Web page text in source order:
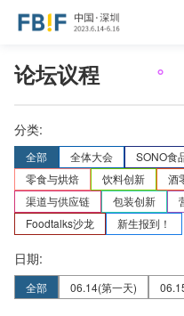
论坛议程
分类:
全部 全体大会 SONO食
零食与烘焙
饮料创新 酒
渠道与供应链
包装创新
Foodtalks沙龙
新生报到！
日期:
全部 06.14(第一天)